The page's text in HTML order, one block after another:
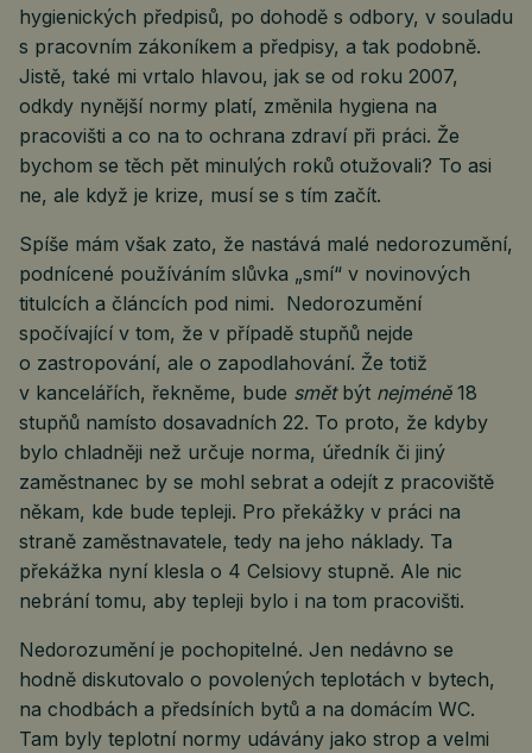
hygienických předpisů, po dohodě s odbory, v souladu
s pracovním zákoníkem a předpisy, a tak podobně.
Jistě, také mi vrtalo hlavou, jak se od roku 2007,
odkdy nynější normy platí, změnila hygiena na
pracovišti a co na to ochrana zdraví při práci. Že
bychom se těch pět minulých roků otužovali? To asi
ne, ale když je krize, musí se s tím začít.
Spíše mám však zato, že nastává malé nedorozumění,
podnícené používáním slůvka „smí“ v novinových
titulcích a článcích pod nimi. Nedorozumění
spočívající v tom, že v případě stupňů nejde
o zastropování, ale o zapodlahování. Že totiž
v kancelářích, řekněme, bude smětbýt nejméně18
stupňů namísto dosavadních 22. To proto, že kdyby
bylo chladněji než určuje norma, úředník či jiný
zaměstnanec by se mohl sebrat a odejít z pracoviště
někam, kde bude tepleji. Pro překážky v práci na
straně zaměstnavatele, tedy na jeho náklady. Ta
překážka nyní klesla o 4 Celsiovy stupně. Ale nic
nebrání tomu, aby tepleji bylo i na tom pracovišti.
Nedorozumění je pochopitelné. Jen nedávno se
hodně diskutovalo o povolených teplotách v bytech,
na chodbách a předsíních bytů a na domácím WC.
Tam byly teplotní normy udávány jako strop a velmi